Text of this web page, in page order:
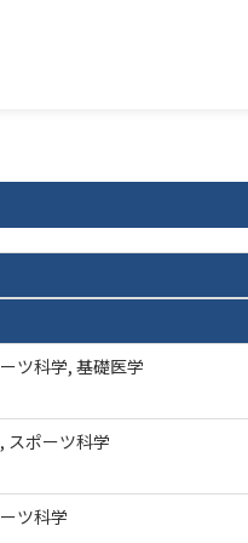
ツ科学, 基礎医学
スポーツ科学
ツ科学